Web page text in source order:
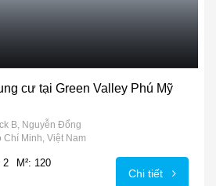
cư tại Green Valley Phú Mỹ
B, Nguyễn Đổng
Chí Minh, Việt Nam
2
M²: 120
Chi tiết